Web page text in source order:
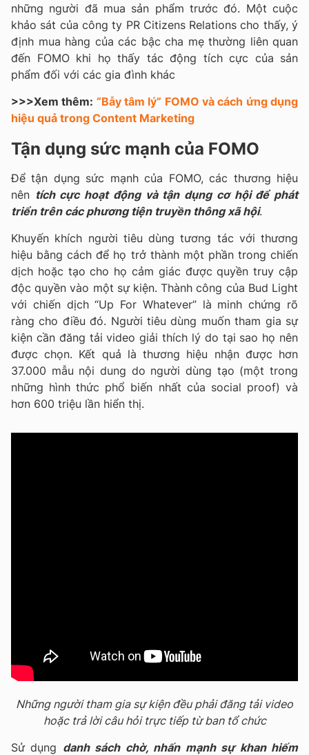
những người đã mua sản phẩm trước đó. Một cuộc
khảo sát của công ty PR Citizens Relations cho thấy, ý
định mua hàng của các bậc cha mẹ thường liên quan
đến FOMO khi họ thấy tác động tích cực của sản
phẩm đối với các gia đình khác
>>>Xem thêm: “Bẫy tâm lý” FOMO và cách ứng dụng
hiệu quả trong Content Marketing
Tận dụng sức mạnh của FOMO
Để tận dụng sức mạnh của FOMO, các thương hiệu
nên tích cực hoạt động và tận dụng cơ hội để phát
triển trên các phương tiện truyền thông xã hội.
Khuyến khích người tiêu dùng tương tác với thương
hiệu bằng cách để họ trở thành một phần trong chiến
dịch hoặc tạo cho họ cảm giác được quyền truy cập
độc quyền vào một sự kiện. Thành công của Bud Light
với chiến dịch “Up For Whatever” là minh chứng rõ
ràng cho điều đó. Người tiêu dùng muốn tham gia sự
kiện cần đăng tải video giải thích lý do tại sao họ nên
được chọn. Kết quả là thương hiệu nhận được hơn
37.000 mẫu nội dung do người dùng tạo (một trong
những hình thức phổ biến nhất của social proof) và
hơn 600 triệu lần hiển thị.
Những người tham gia sự kiện đều phải đăng tải video
hoặc trả lời câu hỏi trực tiếp từ ban tổ chức
Sử dụng danh sách chờ, nhấn mạnh sự khan hiếm